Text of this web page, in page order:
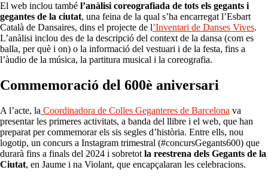
El web inclou també l’anàlisi coreografiada de tots els gegants i
gegantes de la ciutat, una feina de la qual s’ha encarregat l’Esbart
Català de Dansaires, dins el projecte de l’Inventari de Danses Vives.
L’anàlisi inclou des de la descripció del context de la dansa (com es
balla, per què i on) o la informació del vestuari i de la festa, fins a
l’àudio de la música, la partitura musical i la coreografia.
Commemoració del 600è aniversari
A l’acte, la Coordinadora de Colles Geganteres de Barcelona va
presentar les primeres activitats, a banda del llibre i el web, que han
preparat per commemorar els sis segles d’història. Entre ells, nou
logotip, un concurs a Instagram trimestral (#concursGegants600) que
durarà fins a finals del 2024 i sobretot la reestrena dels Gegants de la
Ciutat, en Jaume i na Violant, que encapçalaran les celebracions.